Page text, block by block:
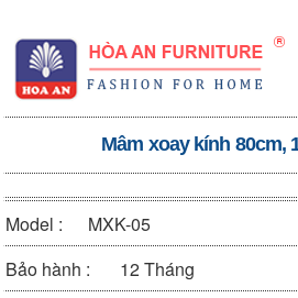
Mâm xoay kính 80cm,
Model :
MXK-05
Bảo hành :
12 Tháng